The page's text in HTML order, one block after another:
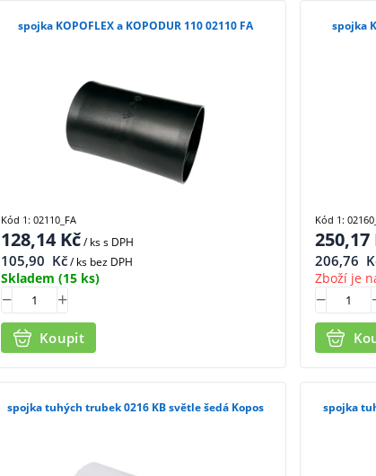
spojka KOPOFLEX a KOPODUR 110 02110 FA
128,14Kč/ kss DPH
105,90 Kč/ ks bez DPH
Skladem (15 ks)
Koupit
Kód 1: 02110_FA
spojka
250,17
206,76
Zboží je
Kód 1:
spojka tuhých trubek 0216 KB světle šedá Kopos
spojka